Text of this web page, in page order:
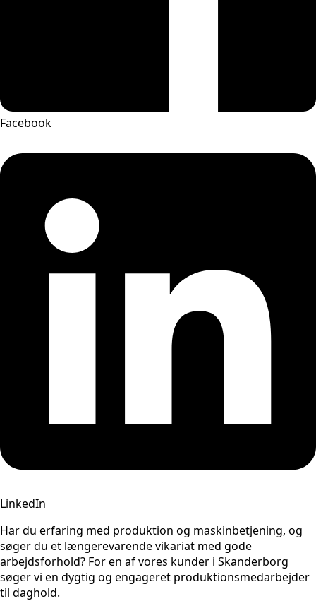
Facebook
LinkedIn
Har du erfaring med produktion og maskinbetjening, og
søger du et længerevarende vikariat med gode
arbejdsforhold? For en af vores kunder i Skanderborg
søger vi en dygtig og engageret produktionsmedarbejder
til daghold.